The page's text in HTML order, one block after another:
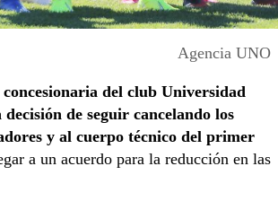
Agencia UNO
del club Universidad
de seguir cancelando los
y al cuerpo técnico del primer
a un acuerdo para la reducción en las